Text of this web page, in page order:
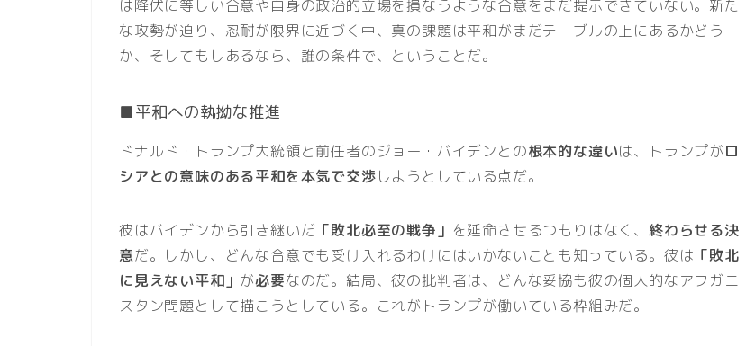
は降伏に等しい合意や自身の政治的立場を損なうような合意をまだ提示できていない。新た
な攻勢が迫り、忍耐が限界に近づく中、真の課題は平和がまだテーブルの上にあるかどう
か、そしてもしあるなら、誰の条件で、ということだ。
■平和への執拗な推進
ドナルド・トランプ大統領と前任者のジョー・バイデンとの根本的な違いは、トランプがロ
シアとの意味のある平和を本気で交渉しようとしている点だ。
彼はバイデンから引き継いだ 「敗北必至の戦争」 を延命させるつもりはなく、終わらせる決
意だ。しかし、どんな合意でも受け入れるわけにはいかないことも知っている。彼は 「敗北
に見えない平和」 が必要なのだ。結局、彼の批判者は、どんな妥協も彼の個人的なアフガニ
スタン問題として描こうとしている。これがトランプが働いている枠組みだ。